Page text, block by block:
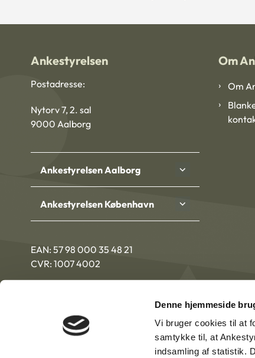
Denne hjemmeside
Vi bruger cookies til at
samtykke til, at
indsamling af statistik.
Ankestyrelsen
Postadresse:
Nytorv 7, 2. sal
9000 Aalborg
Ankestyrelsen Aalborg
Ankestyrelsen København
EAN: 57 98 000 35 48 21
CVR: 1007 4002
Om
Om